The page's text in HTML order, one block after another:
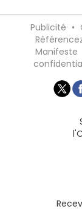
Publicité •
Manifeste